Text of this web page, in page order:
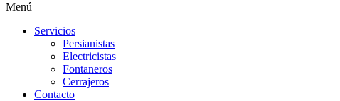
Menú
Servicios
Persianistas
Electricistas
Fontaneros
Cerrajeros
Contacto